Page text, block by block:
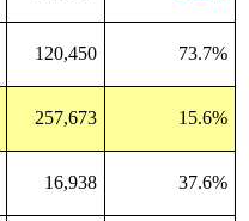
120,450 73.7%
257,673 15.6%
16,938 37.6%